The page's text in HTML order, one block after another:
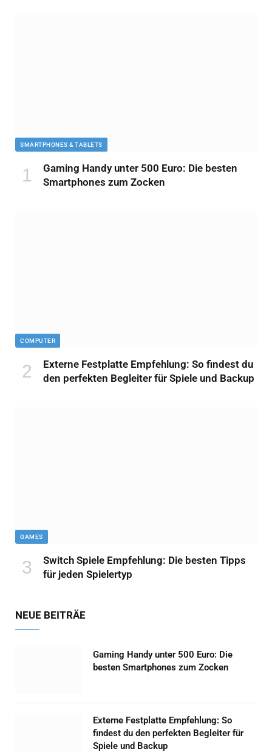
SMARTPHONES & TABLETS
Gaming Handy unter 500 Euro: Die besten
Smartphones zum Zocken
COMPUTER
Externe Festplatte Empfehlung: So findest du
den perfekten Begleiter für Spiele und Backup
GAMES
Switch Spiele Empfehlung: Die besten Tipps
für jeden Spielertyp
NEUE BEITRÄE
Gaming Handy unter 500 Euro: Die
besten Smartphones zum Zocken
Externe Festplatte Empfehlung: So
findest du den perfekten Begleiter für
Spiele und Backup